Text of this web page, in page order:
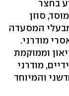
בחצר
סוזן
המסעדה
מודרני.
וממוקמת
מודרני
והמיוחד